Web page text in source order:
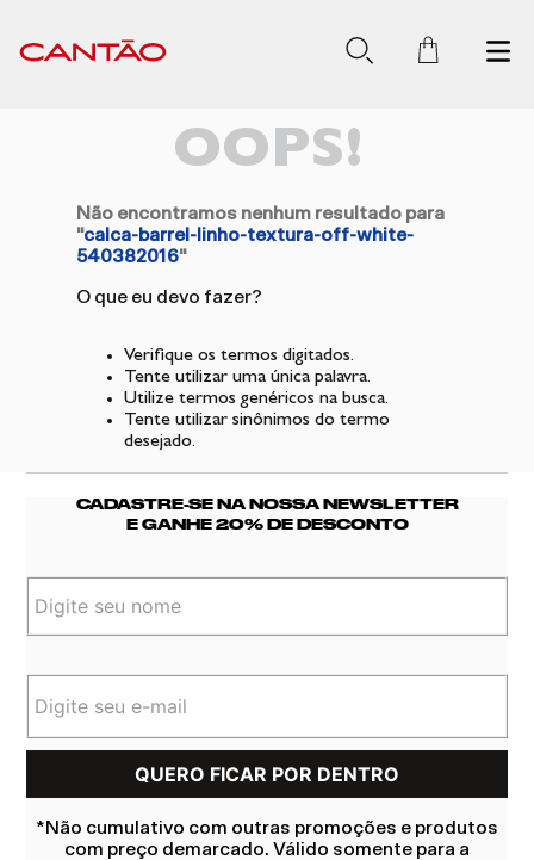
OOPS!
Não encontramos nenhum resultado para
"calca-barrel-linho-textura-off-white-
540382016"
O que eu devo fazer?
Verifique os termos digitados.
Tente utilizar uma única palavra.
Utilize termos genéricos na busca.
Tente utilizar sinônimos do termo
desejado.
CADASTRE-SE NA NOSSA NEWSLETTER
E GANHE 20% DE DESCONTO
*Não cumulativo com outras promoções e produtos
com preço demarcado. Válido somente para a